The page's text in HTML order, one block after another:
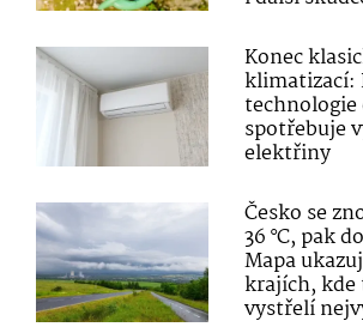
Konec
klimatizací:
spotřebuje
elektřiny
Česko se
36 °C, pak
Mapa
krajích,
vystřelí